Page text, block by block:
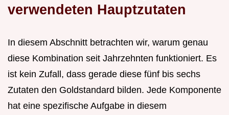
verwendeten Hauptzutaten
In diesem Abschnitt betrachten wir, warum genau
diese Kombination seit Jahrzehnten funktioniert. Es
ist kein Zufall, dass gerade diese fünf bis sechs
Zutaten den Goldstandard bilden. Jede Komponente
hat eine spezifische Aufgabe in diesem